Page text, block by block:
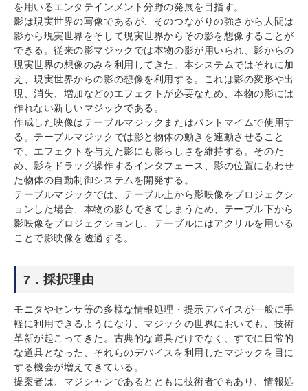
を用いるエンタテインメント分野の発展を目指す。
影は現実世界の写像であるが、そのつながりの強さから人間は
影から現実世界をそして現実世界からその影を想像することが
できる。従来の影マジックでは本物の影が用いられ、影からの
現実世界の想像のみを利用してきた。本システムではそれに加
え、現実世界からの影の想像を利用する。これは影の変形や出
現、消失、増加などのエフェクトが必要なため、本物の影には
作れない新しいマジックである。
作成した映像はテーブルマジックまたはパントマイムで使用す
る。テーブルマジックでは影と物体の動きを連動させること
で、エフェクトを与えた影にも影らしさを維持する。そのた
め、影をドラッグ操作するインタフェース、影の位置にあわせ
た物体の自動制御システムを開発する。
テーブルマジックでは、テーブル上から影映像をプロジェクシ
ョンした場合、本物の影もできてしまうため、テーブル下から
影映像をプロジェクションし、テーブルにはアクリルを用いる
ことで影映像を透過する。
7．採択理由
モニタやセンサ等の多様な情報処理・提示デバイスが一般に手
軽に利用できるようになり、マジックの世界においても、技術
革新が起こってきた。古典的な道具だけでなく、すでに日常的
な道具となった、それらのデバイスを利用したマジックを目に
する機会が増えてきている。
提案者は、マジシャンであるとともに技術者でもあり、情報処